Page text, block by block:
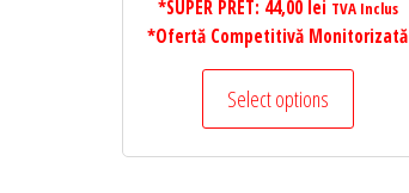
*SUPER PRET: 44,00 lei TVA Inclus
*Ofertă Competitivă Monitorizată
Select options